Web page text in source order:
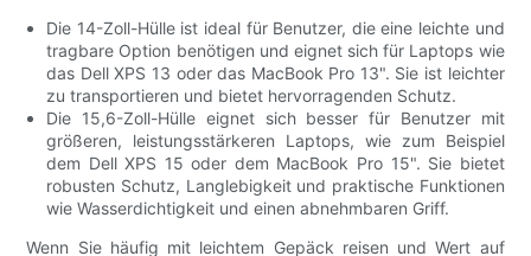
Die 14-Zoll-Hülle ist ideal für Benutzer, die eine leichte und
tragbare Option benötigen und eignet sich für Laptops wie
das Dell XPS 13 oder das MacBook Pro 13". Sie ist leichter
zu transportieren und bietet hervorragenden Schutz.
Die 15,6-Zoll-Hülle eignet sich besser für Benutzer mit
größeren, leistungsstärkeren Laptops, wie zum Beispiel
dem Dell XPS 15 oder dem MacBook Pro 15". Sie bietet
robusten Schutz, Langlebigkeit und praktische Funktionen
wie Wasserdichtigkeit und einen abnehmbaren Griff.
Wenn Sie häufig mit leichtem Gepäck reisen und Wert auf